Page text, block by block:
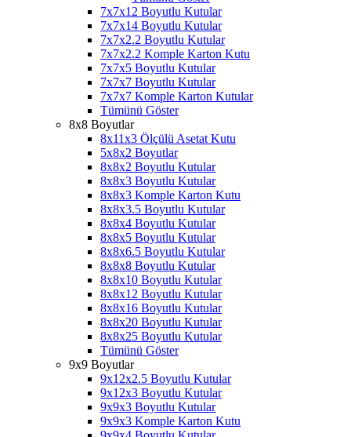
7x7x12 Boyutlu Kutular
7x7x14 Boyutlu Kutular
7x7x2.2 Boyutlu Kutular
7x7x2.2 Komple Karton Kutu
7x7x5 Boyutlu Kutular
7x7x7 Boyutlu Kutular
7x7x7 Komple Karton Kutular
Tümünü Göster
8x8 Boyutlar
8x11x3 Ölçülü Asetat Kutu
5x8x2 Boyutlar
8x8x2 Boyutlu Kutular
8x8x3 Boyutlu Kutular
8x8x3 Komple Karton Kutu
8x8x3.5 Boyutlu Kutular
8x8x4 Boyutlu Kutular
8x8x5 Boyutlu Kutular
8x8x6.5 Boyutlu Kutular
8x8x8 Boyutlu Kutular
8x8x10 Boyutlu Kutular
8x8x12 Boyutlu Kutular
8x8x16 Boyutlu Kutular
8x8x20 Boyutlu Kutular
8x8x25 Boyutlu Kutular
Tümünü Göster
9x9 Boyutlar
9x12x2.5 Boyutlu Kutular
9x12x3 Boyutlu Kutular
9x9x3 Boyutlu Kutular
9x9x3 Komple Karton Kutu